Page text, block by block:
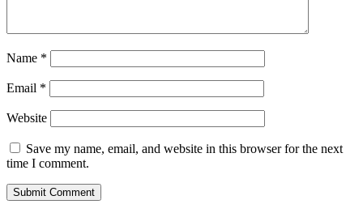
Name *
Email *
Website
Save my name, email, and website in this browser for the next
time I comment.